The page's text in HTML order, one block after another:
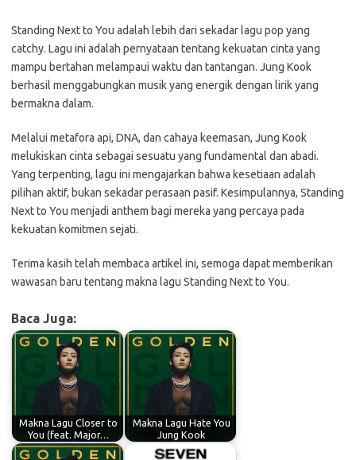
Standing Next to You adalah lebih dari sekadar lagu pop yang
catchy. Lagu ini adalah pernyataan tentang kekuatan cinta yang
mampu bertahan melampaui waktu dan tantangan. Jung Kook
berhasil menggabungkan musik yang energik dengan lirik yang
bermakna dalam.
Melalui metafora api, DNA, dan cahaya keemasan, Jung Kook
melukiskan cinta sebagai sesuatu yang fundamental dan abadi.
Yang terpenting, lagu ini mengajarkan bahwa kesetiaan adalah
pilihan aktif, bukan sekadar perasaan pasif. Kesimpulannya, Standing
Next to You menjadi anthem bagi mereka yang percaya pada
kekuatan komitmen sejati.
Terima kasih telah membaca artikel ini, semoga dapat memberikan
wawasan baru tentang makna lagu Standing Next to You.
Baca Juga:
Makna Lagu Closer to
You (feat. Major…
Makna Lagu Hate You
Jung Kook